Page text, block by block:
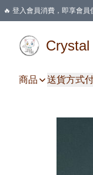
🔥 登入會員消費，即享會員
商品 送貨方式